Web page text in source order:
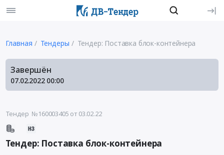
Главная Тендеры Тендер: Поставка блок-контейнера
Завершён
07.02.2022 00:00
Тендер №160003405 от 03.02.22
Тендер: Поставка блок-контейнера